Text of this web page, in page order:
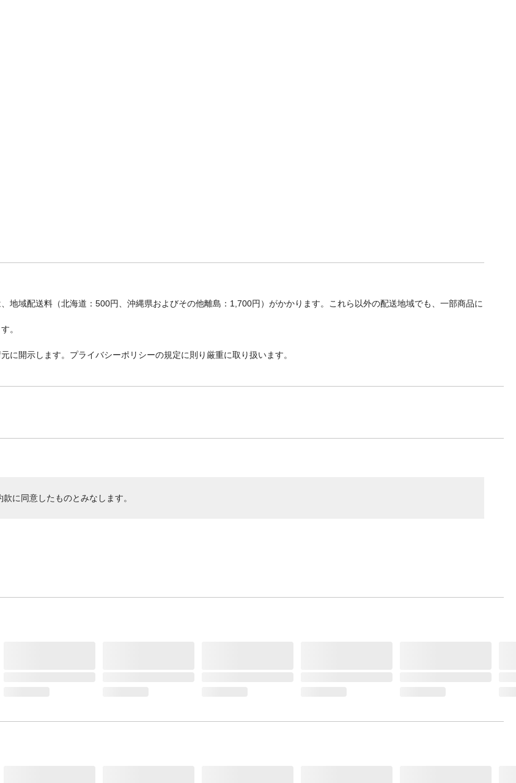
地域配送料（北海道：500円、沖縄県およびその他離島：1,700円）がかかります。これら以外の配送地域でも、一部商品に
。
開示します。プライバシーポリシーの規定に則り厳重に取り扱います。
に同意したものとみなします。